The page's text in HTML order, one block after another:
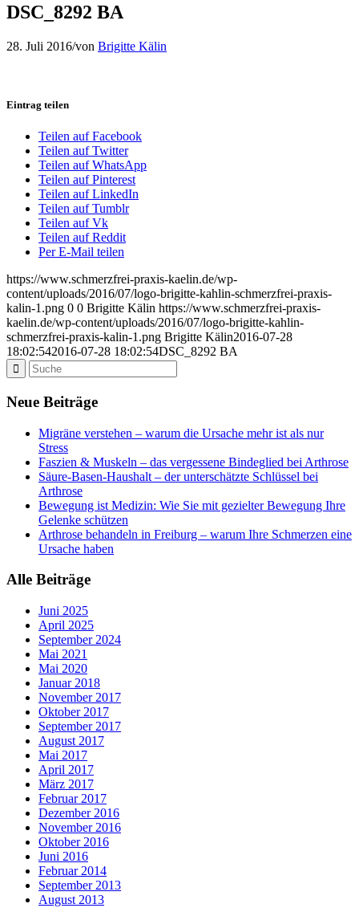
DSC_8292 BA
28. Juli 2016/von Brigitte Kälin
Eintrag teilen
Teilen auf Facebook
Teilen auf Twitter
Teilen auf WhatsApp
Teilen auf Pinterest
Teilen auf LinkedIn
Teilen auf Tumblr
Teilen auf Vk
Teilen auf Reddit
Per E-Mail teilen
https://www.schmerzfrei-praxis-kaelin.de/wp-
content/uploads/2016/07/logo-brigitte-kahlin-schmerzfrei-praxis-
kalin-1.png 0 0 Brigitte Kälin https://www.schmerzfrei-praxis-
kaelin.de/wp-content/uploads/2016/07/logo-brigitte-kahlin-
schmerzfrei-praxis-kalin-1.png Brigitte Kälin2016-07-28
18:02:542016-07-28 18:02:54DSC_8292 BA
Neue Beiträge
Migräne verstehen – warum die Ursache mehr ist als nur
Stress
Faszien & Muskeln – das vergessene Bindeglied bei Arthrose
Säure-Basen-Haushalt – der unterschätzte Schlüssel bei
Arthrose
Bewegung ist Medizin: Wie Sie mit gezielter Bewegung Ihre
Gelenke schützen
Arthrose behandeln in Freiburg – warum Ihre Schmerzen eine
Ursache haben
Alle Beiträge
Juni 2025
April 2025
September 2024
Mai 2021
Mai 2020
Januar 2018
November 2017
Oktober 2017
September 2017
August 2017
Mai 2017
April 2017
März 2017
Februar 2017
Dezember 2016
November 2016
Oktober 2016
Juni 2016
Februar 2014
September 2013
August 2013